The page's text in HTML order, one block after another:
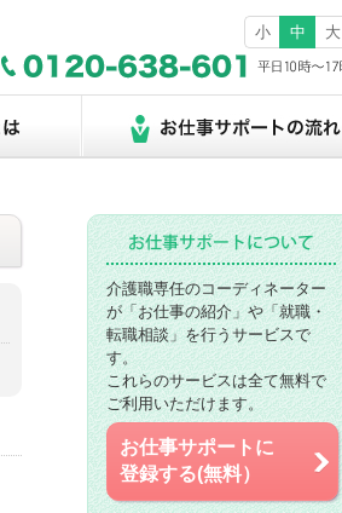
小 中 大
介護職専任のコーディネーター
が「お仕事の紹介」や「就職・
転職相談」を行うサービスで
す。
これらのサービスは全て無料で
ご利用いただけます。
お仕事サポートに
登録する(無料）